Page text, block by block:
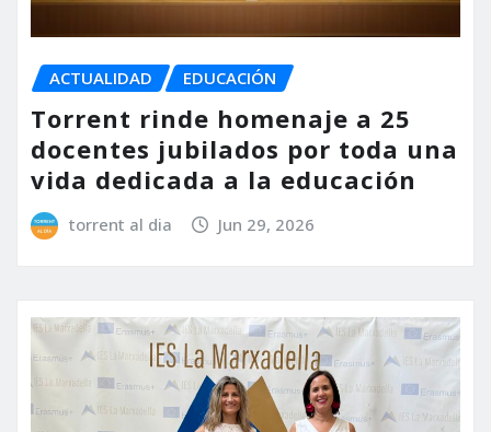
ACTUALIDAD EDUCACIÓN
Torrent rinde homenaje a 25
docentes jubilados por toda una
vida dedicada a la educación
torrent al dia Jun 29, 2026